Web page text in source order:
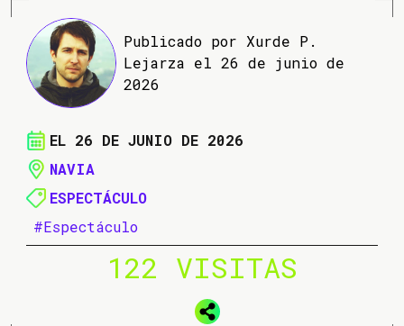
Publicado por Xurde P.
Lejarza el 26 de junio de
2026
EL 26 DE JUNIO DE 2026
NAVIA
ESPECTÁCULO
#Espectáculo
122 VISITAS